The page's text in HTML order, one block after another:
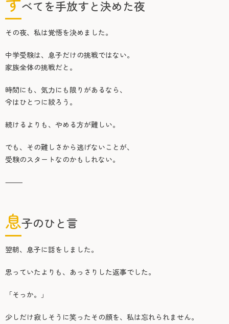
べてを手放すと決めた夜
その夜、私は覚悟を決めました。
中学受験は、息子だけの挑戦ではない。
家族全体の挑戦だと。
時間にも、気力にも限りがあるなら、
今はひとつに絞ろう。
続けるよりも、やめる方が難しい。
でも、その難しさから逃げないことが、
受験のスタートなのかもしれない。
⸻
息子のひと言
翌朝、息子に話をしました。
思っていたよりも、あっさりした返事でした。
「そっか。」
少しだけ寂しそうに笑ったその顔を、私は忘れられません。